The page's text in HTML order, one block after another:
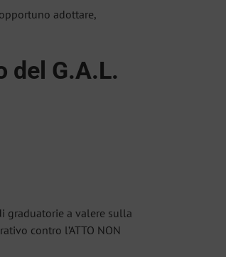
adottare,
del G.A.L.
graduatorie a valere sulla
contro l’ATTO NON